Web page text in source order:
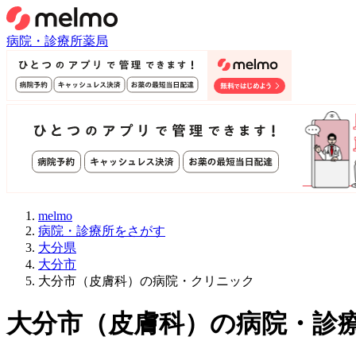
病院・診療所薬局
melmo
病院・診療所をさがす
大分県
大分市
大分市（皮膚科）の病院・クリニック
大分市 （皮膚科） の病院・診